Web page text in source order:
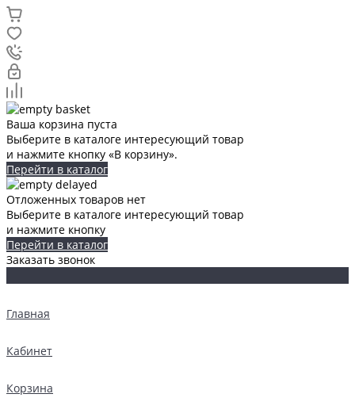
Ваша корзина пуста
Выберите в каталоге интересующий товар
и нажмите кнопку «В корзину».
Перейти в каталог
Отложенных товаров нет
Выберите в каталоге интересующий товар
и нажмите кнопку
Перейти в каталог
Заказать звонок
Главная
Кабинет
Корзина